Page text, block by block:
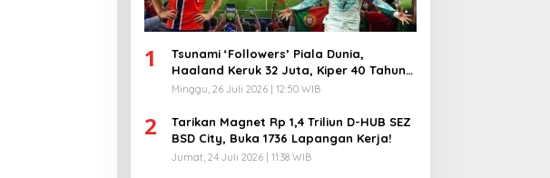
1
Tsunami ‘Followers’ Piala Dunia,
Haaland Keruk 32 Juta, Kiper 40 Tahun
Bikin Geger!
Minggu, 26 Juli 2026 | 12:50 WIB
2
Tarikan Magnet Rp 1,4 Triliun D-HUB SEZ
BSD City, Buka 1736 Lapangan Kerja!
Jumat, 24 Juli 2026 | 11:38 WIB